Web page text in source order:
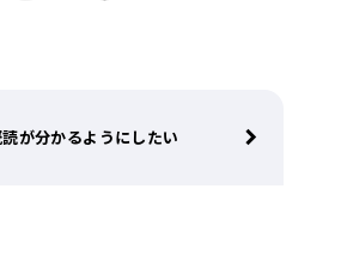
が分かるようにしたい